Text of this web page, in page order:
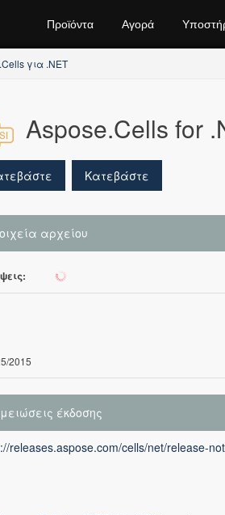
Προϊόντα Αγορά
για .NET
Aspose.Cells for
Κατεβάστε
αρχείου
1298
2015
έκδοσης
releases.aspose.com/cells/net/release-